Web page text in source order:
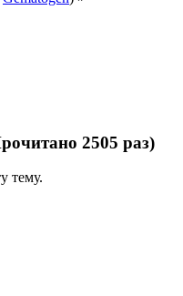
2505 раз)
тему.